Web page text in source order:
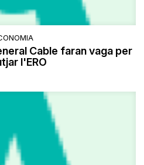
Cable faran vaga per
l'ERO